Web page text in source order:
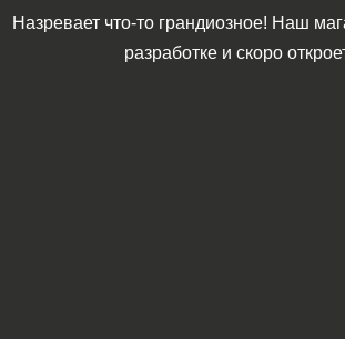
Назревает что-то грандиозное! Наш
разработке и скоро